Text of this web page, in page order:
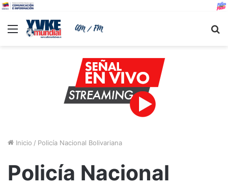
Menu
Inicio / Policía Nacional Bolivariana
Policía Nacional